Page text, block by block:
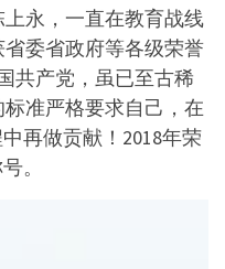
永，一直在教育战线
委省政府等各级荣誉
共产党，虽已至古稀
准严格要求自己，在
再做贡献！2018年荣
。